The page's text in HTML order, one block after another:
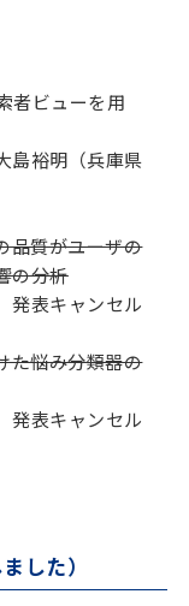
者ビューを用
島裕明（兵庫県
品質がユーザの
の分析
表キャンセル
た悩み分類器の
表キャンセル
した）